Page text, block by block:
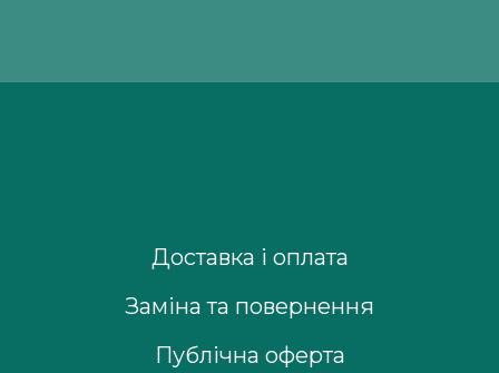
Доставка і оплата
Заміна та повернення
Публічна оферта